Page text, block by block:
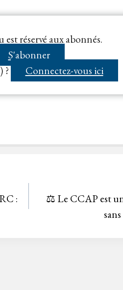
afin de tenir compte
de fixation...
réservé aux abonnés.
S'abonner
?
Connectez-vous ici
:
⚖️ Le CCAP est